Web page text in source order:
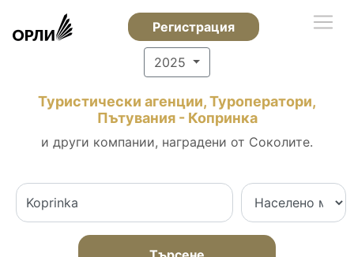
Регистрация
2025
Туристически агенции, Туроператори,
Пътувания - Копринка
и други компании, наградени от Соколите.